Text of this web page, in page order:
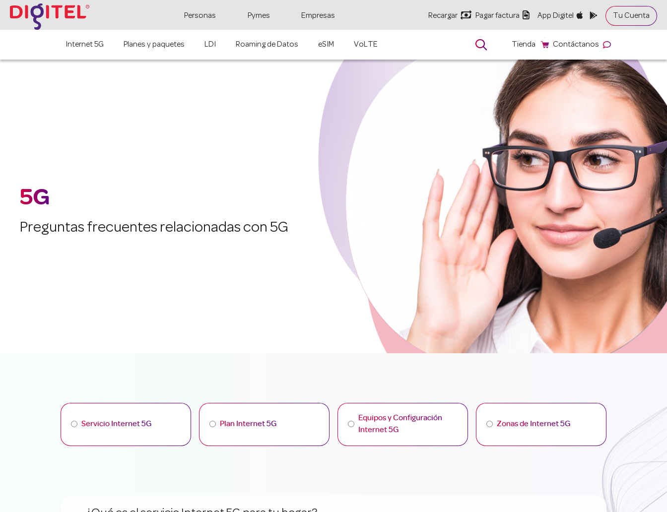
Personas Pymes Empresas Recargar  Pagar factura  App Digitel Tu Cuenta
Internet 5G Planes y paquetes LDI Roaming de Datos eSIM VoLTE  Tienda Contáctanos
5G
Preguntas frecuentes relacionadas con 5G
Servicio Internet 5G Plan Internet 5G
Equipos y Configuración
Internet 5G
Zonas de Internet 5G